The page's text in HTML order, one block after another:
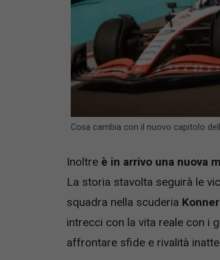
Cosa cambia con il nuovo capitolo
Inoltre è in arrivo una nuova
La storia stavolta seguirà le
squadra nella scuderia
intrecci con la vita reale con i
affrontare sfide e rivalità